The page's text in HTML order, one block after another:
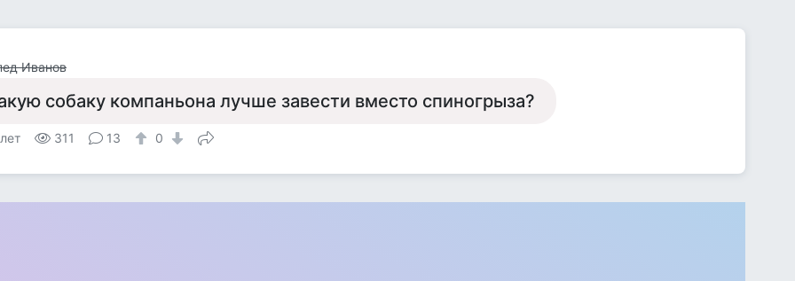
Иванов
собаку компаньона лучше завести вместо спиногрыза?
311 13 0